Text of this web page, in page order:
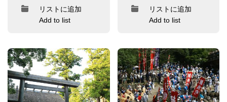
リストに追加
Add to list
リストに追加
Add to list